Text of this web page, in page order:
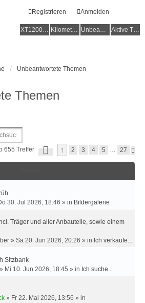
Anmelden
Registrieren
XT1200Z-Wiki Kilometerstatistik Unbeantwortete Themen Aktive Themen
XT1200Z Super Ténéré
Unbeantwortete Themen
Themen
655 Treffer
S
E
I
N
7
1 2 3 4 5 … 27
30. Jul 2026, 18:46 » in Bildergalerie
Träger und aller Anbauteile, sowie einem
» Sa 20. Jun 2026, 20:26 » in Ich verkaufe...
Sitzbank
» Mi 10. Jun 2026, 18:45 » in Ich suche...
» Fr 22. Mai 2026, 13:56 » in